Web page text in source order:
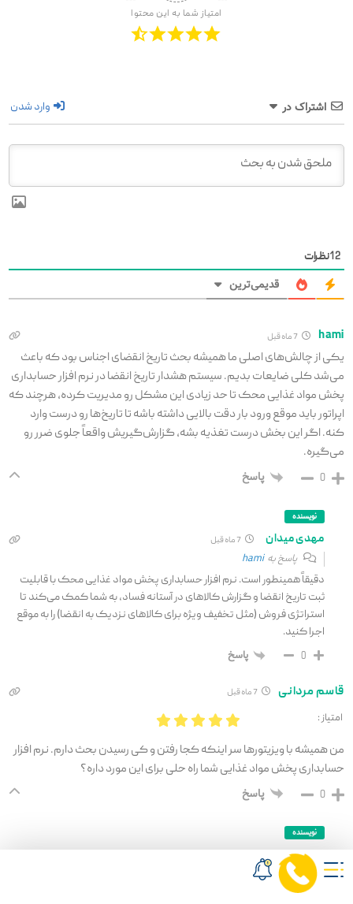
امتیاز شما به این محتوا
اشتراک در وارد شدن
12نظرات
قدیمی‌ترین
hami
یکی از چالش‌های اصلی ما همیشه بحث تاریخ انقضای اجناس بود که باعث
می‌شد کلی ضایعات بدیم. سیستم هشدار تاریخ انقضا در نرم افزار حسابداری
پخش مواد غذایی محک تا حد زیادی این مشکل رو مدیریت کرده، هرچند که
اپراتور باید موقع ورود بار دقت بالایی داشته باشه تا تاریخ‌ها رو درست وارد
کنه. اگر این بخش درست تغذیه بشه، گزارش‌گیریش واقعاً جلوی ضرر رو
می‌گیره.
0 پاسخ
نویسنده
مهدی میدان
پاسخ بهhami
دقیقاً همینطور است. نرم افزار حسابداری پخش مواد غذایی محک با قابلیت
ثبت تاریخ انقضا و گزارش کالاهای در آستانه فساد، به شما کمک می‌کند تا
استراتژی فروش (مثل تخفیف ویژه برای کالاهای نزدیک به انقضا) را به موقع
اجرا کنید.
0 پاسخ
قاسم مردانی
امتیاز :
من همیشه با ویزیتورها سر اینکه کجا رفتن و کی رسیدن بحث دارم. نرم افزار
حسابداری پخش مواد غذایی شما راه حلی برای این مورد داره؟
0 پاسخ
نویسنده
مهدی میدان
پاسخ بهقاسم مردانی
بله، با افزونه «رادارا» در نرم افزار حسابداری پخش مواد غذایی محک، شما